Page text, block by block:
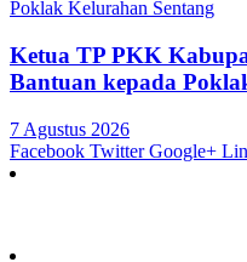
Ketua TP PKK
Bantuan kepada
7 Agustus 2026
Facebook Twitter Google+